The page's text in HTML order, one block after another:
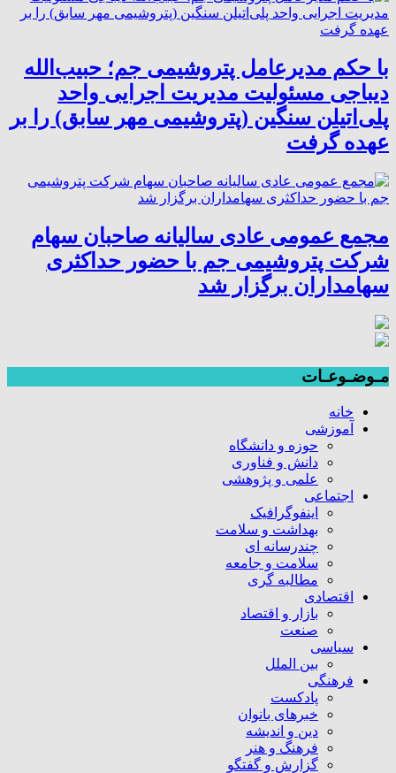
با حکم مدیرعامل پتروشیمی جم؛ حبیب‌الله
دیباجی مسئولیت مدیریت اجرایی واحد
پلی‌اتیلن سنگین (پتروشیمی مهر سابق) را بر
عهده گرفت
مجمع عمومی عادی سالیانه صاحبان سهام
شرکت پتروشیمی جم با حضور حداکثری
سهامداران برگزار شد
مـوضـوعـات
خانه
آموزشی
حوزه و دانشگاه
دانش و فناوری
علمی و پژوهشی
اجتماعی
اینفوگرافیک
بهداشت و سلامت
چندرسانه ای
سلامت و جامعه
مطالبه گری
اقتصادی
بازار و اقتصاد
صنعت
سیاسی
بین الملل
فرهنگی
پادکست
خبرهای بانوان
دین و اندیشه
فرهنگ و هنر
گزارش و گفتگو